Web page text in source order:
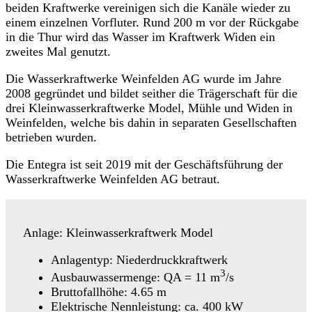
beiden Kraftwerke vereinigen sich die Kanäle wieder zu
einem einzelnen Vorfluter. Rund 200 m vor der Rückgabe
in die Thur wird das Wasser im Kraftwerk Widen ein
zweites Mal genutzt.
Die Wasserkraftwerke Weinfelden AG wurde im Jahre
2008 gegründet und bildet seither die Trägerschaft für die
drei Kleinwasserkraftwerke Model, Mühle und Widen in
Weinfelden, welche bis dahin in separaten Gesellschaften
betrieben wurden.
Die Entegra ist seit 2019 mit der Geschäftsführung der
Wasserkraftwerke Weinfelden AG betraut.
Anlage: Kleinwasserkraftwerk Model
Anlagentyp: Niederdruckkraftwerk
Ausbauwassermenge: QA = 11 m3/s
Bruttofallhöhe: 4.65 m
Elektrische Nennleistung: ca. 400 kW